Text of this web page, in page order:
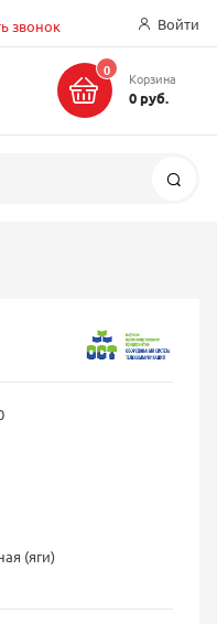
звонок Войти
0 Корзина
0 руб.
(яги)